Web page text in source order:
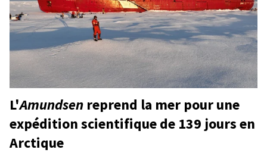
L'Amundsen reprend la mer pour une
expédition scientifique de 139 jours en
Arctique